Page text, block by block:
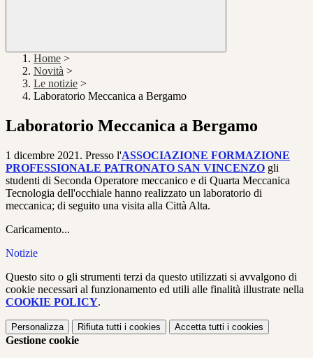
Home >
Novità >
Le notizie >
Laboratorio Meccanica a Bergamo
Laboratorio Meccanica a Bergamo
1 dicembre 2021. Presso l'ASSOCIAZIONE FORMAZIONE
PROFESSIONALE PATRONATO SAN VINCENZO gli
studenti di Seconda Operatore meccanico e di Quarta Meccanica
Tecnologia dell'occhiale hanno realizzato un laboratorio di
meccanica; di seguito una visita alla Città Alta.
Caricamento...
Notizie
Questo sito o gli strumenti terzi da questo utilizzati si avvalgono di
cookie necessari al funzionamento ed utili alle finalità illustrate nella
COOKIE POLICY.
Personalizza Rifiuta tutti i cookies Accetta tutti i cookies
Gestione cookie